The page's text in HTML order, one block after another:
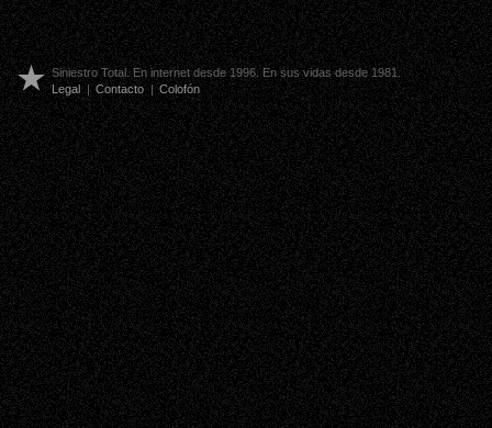
Siniestro Total. En internet desde 1996. En sus vidas desde 1981.
Legal | Contacto | Colofón